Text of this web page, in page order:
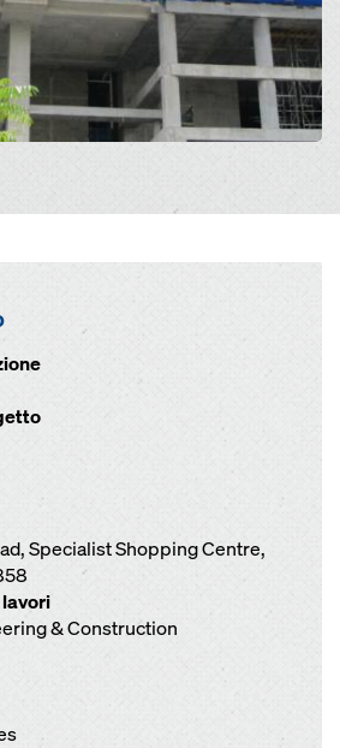
Specialist Shopping Centre,
& Construction